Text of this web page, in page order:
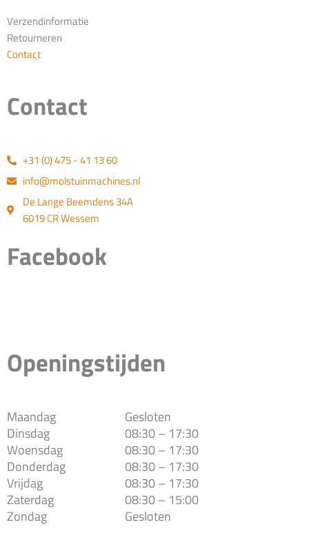
Verzendinformatie
Retourneren
Contact
Contact
+31 (0) 475 - 41 13 60
info@molstuinmachines.nl
De Lange Beemdens 34A
6019 CR Wessem
Facebook
Openingstijden
Maandag
Dinsdag
Woensdag
Donderdag
Vrijdag
Zaterdag
Zondag
Gesloten
08:30 – 17:30
08:30 – 17:30
08:30 – 17:30
08:30 – 17:30
08:30 – 15:00
Gesloten